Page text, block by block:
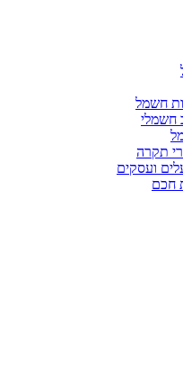
חשמל
חשמלי
תקרה
ועסקים
חכם